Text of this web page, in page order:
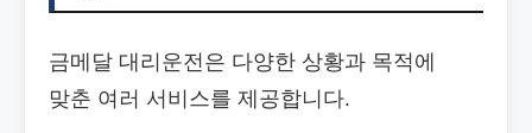
금메달 대리운전은 다양한 상황과 목적에
맞춘 여러 서비스를 제공합니다.